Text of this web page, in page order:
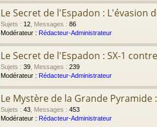
Le Secret de l'Espadon : L'évasion
Sujets : 12 Messages : 86
Modérateur : Rédacteur-Administrateur
Le Secret de l'Espadon : SX-1
Sujets : 39 Messages : 239
Modérateur : Rédacteur-Administrateur
Le Mystère de la Grande
Sujets : 43 Messages : 453
Modérateur : Rédacteur-Administrateur